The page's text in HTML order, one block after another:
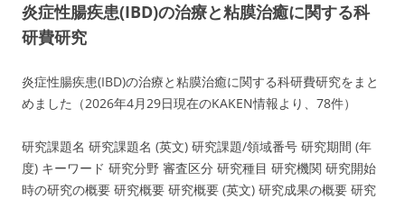
炎症性腸疾患(IBD)の治療と粘膜治癒に関する科
研費研究
炎症性腸疾患(IBD)の治療と粘膜治癒に関する科研費研究をまと
めました（2026年4月29日現在のKAKEN情報より、78件）
研究課題名 研究課題名 (英文) 研究課題/領域番号 研究期間 (年
度) キーワード 研究分野 審査区分 研究種目 研究機関 研究開始
時の研究の概要 研究概要 研究概要 (英文) 研究成果の概要 研究